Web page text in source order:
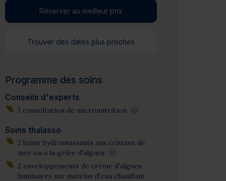
Réserver au meilleur prix
Trouver des dates plus proches
Programme des soins
Conseils d'experts
1 consultation de micronutrition
Soins thalasso
2 bains hydromassants aux cristaux de
mer ou à la gelée d'algues
2 enveloppements de crème d'algues
laminaires sur matelas d'eau chauffant